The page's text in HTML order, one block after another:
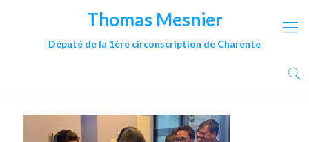
Thomas Mesnier
Député de la 1ère circonscription de Charente